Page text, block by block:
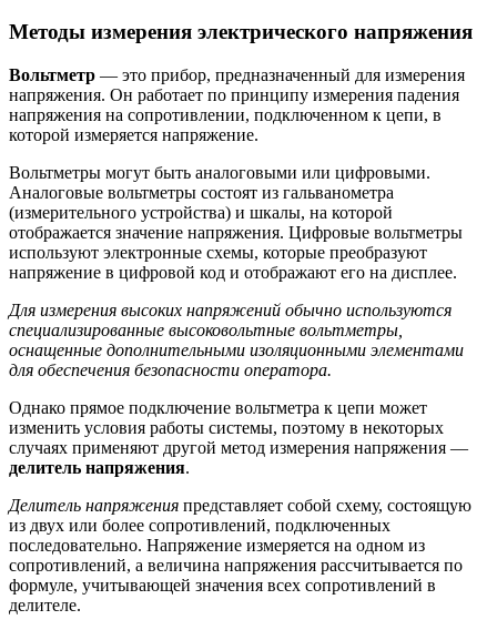
Методы измерения электрического напряжения
Вольтметр — это прибор, предназначенный для измерения
напряжения. Он работает по принципу измерения падения
напряжения на сопротивлении, подключенном к цепи, в
которой измеряется напряжение.
Вольтметры могут быть аналоговыми или цифровыми.
Аналоговые вольтметры состоят из гальванометра
(измерительного устройства) и шкалы, на которой
отображается значение напряжения. Цифровые вольтметры
используют электронные схемы, которые преобразуют
напряжение в цифровой код и отображают его на дисплее.
Для измерения высоких напряжений обычно используются
специализированные высоковольтные вольтметры,
оснащенные дополнительными изоляционными элементами
для обеспечения безопасности оператора.
Однако прямое подключение вольтметра к цепи может
изменить условия работы системы, поэтому в некоторых
случаях применяют другой метод измерения напряжения —
делитель напряжения.
Делитель напряжения представляет собой схему, состоящую
из двух или более сопротивлений, подключенных
последовательно. Напряжение измеряется на одном из
сопротивлений, а величина напряжения рассчитывается по
формуле, учитывающей значения всех сопротивлений в
делителе.